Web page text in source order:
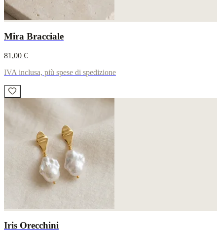
Mira Bracciale
81,00 €
IVA inclusa, più spese di spedizione
Iris Orecchini